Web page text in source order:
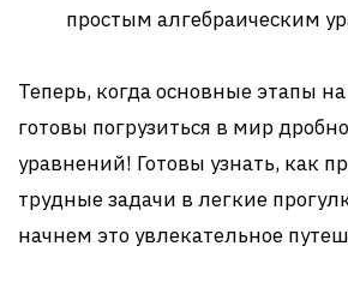
простым алгебраическим
Теперь, когда основные этапы
готовы погрузиться в мир
уравнений! Готовы узнать, как
трудные задачи в легкие
начнем это увлекательное